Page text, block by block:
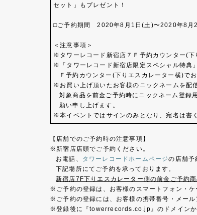
セット」もプレゼント！
□ご予約期間 2020年8月1日(土)〜2020年8月
＜注意事項＞
タワーレコード新宿店７Ｆ予約カウンター(
「タワーレコード新宿店限定スペシャル特
Ｆ予約カウンター(下りエスカレーター横)で
お買い上げ頂いたお客様のニックネームを配
対象商品を前金ご予約時にニックネーム登録
願い申し上げます。
本イベントではサインのみとなり、宛名は書
【店舗でのご予約時の注意事項】
新宿店店頭でご予約ください。
お電話、 タワーレコードホームページの店舗予
下記場所にてご予約を承っております。
新宿店7F下りエスカレーター側の前金ご予約
ご予約の登録は、お客様のスマートフォン・
ご予約の登録には、お客様の携帯番号・メール
登録後に『towerrecords.co.jp』のドメインか